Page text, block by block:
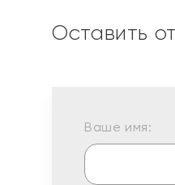
Оставить
Ваше имя: